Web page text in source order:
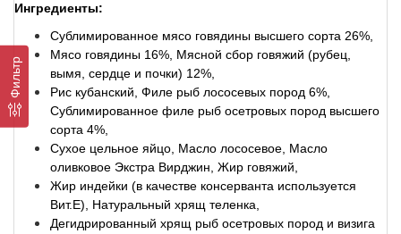
Фильтр
Ингредиенты:
Сублимированное мясо говядины высшего сорта 26%,
Мясо говядины 16%, Мясной сбор говяжий (рубец,
вымя, сердце и почки) 12%,
Рис кубанский, Филе рыб лососевых пород 6%,
Сублимированное филе рыб осетровых пород высшего
сорта 4%,
Сухое цельное яйцо, Масло лососевое, Масло
оливковое Экстра Вирджин, Жир говяжий,
Жир индейки (в качестве консерванта используется
Вит.E), Натуральный хрящ теленка,
Дегидрированный хрящ рыб осетровых пород и визига